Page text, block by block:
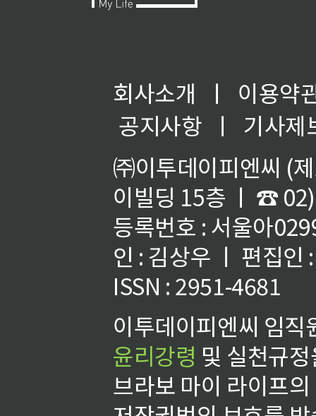
회사소개 ㅣ
이용약
공지사항
ㅣ
기사제
㈜이투데이피엔씨 (
이빌딩 15층 ㅣ ☎
등록번호 : 서울아
인 : 김상우 ㅣ 편집인
ISSN : 2951-4681
이투데이피엔씨 임
윤리강령 및 실천규
브라보 마이 라이프